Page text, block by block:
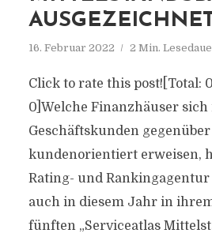
16. Februar 2022 2 Min.
Click to rate this post![Total:
0]Welche Finanzhäuser
Geschäftskunden
kundenorientiert erweisen,
Rating- und Rankingagentur
auch in diesem Jahr in
fünften „Serviceatlas